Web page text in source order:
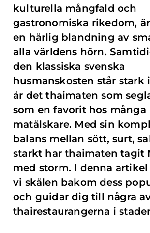
kulturella mångfald och
gastronomiska rikedom,
en härlig blandning av
alla världens hörn.
den klassiska svenska
husmanskosten står stark
är det thaimaten som
som en favorit hos många
matälskare. Med sin
balans mellan sött, surt,
starkt har thaimaten tagit
med storm. I denna
vi skälen bakom dess
och guidar dig till några
thairestaurangerna i